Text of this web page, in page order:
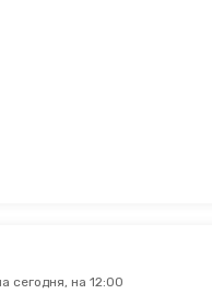
сегодня, на 12:00